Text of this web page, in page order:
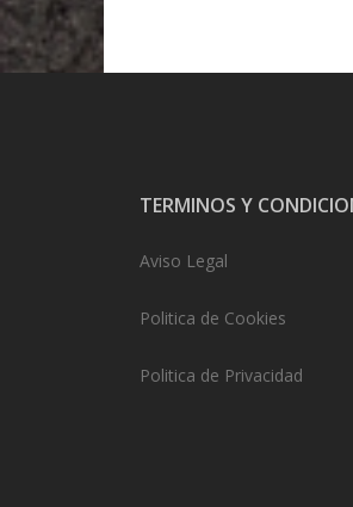
TERMINOS Y
Aviso Legal
Politica de Cookies
Politica de Privacidad